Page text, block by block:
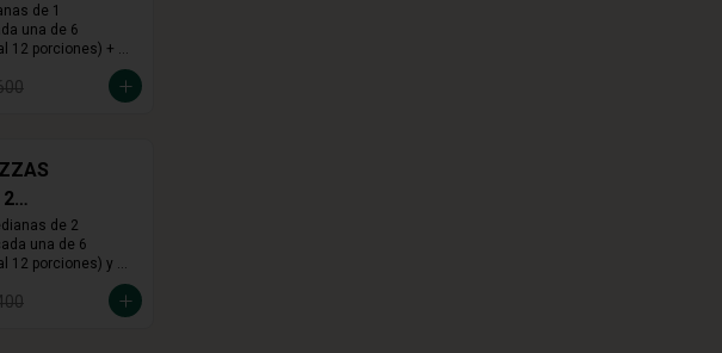
X16de 1
una de 6
12 porciones) +
o Arequipe)
2
+ BEBIDA
de 2
una de 6
12 porciones) y